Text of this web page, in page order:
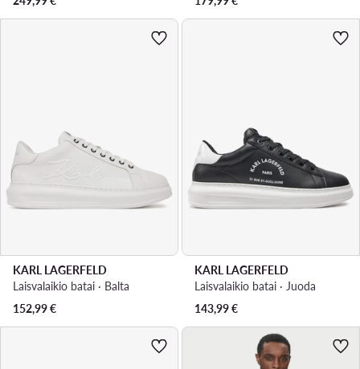
KARL LAGERFELD
Laisvalaikio batai · Balta
152,99€
KARL LAGERFELD
Laisvalaikio batai · Juoda
143,99€